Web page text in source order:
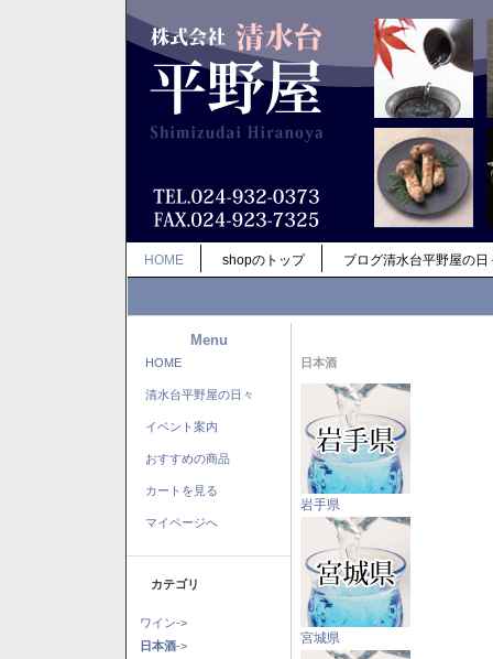
HOME shopのトップ ブログ清水台平野屋の日
Menu
HOME
清水台平野屋の日々
イベント案内
おすすめの商品
カートを見る
マイページへ
カテゴリ
ワイン->
日本酒->
日本酒
岩手県
宮城県